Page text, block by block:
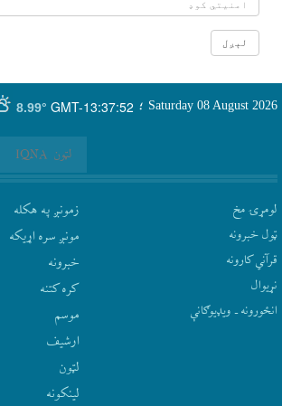
GMT-13:37:52
8.99° Saturday 08 August 2026 ؛
لومړۍ مخ
ټول خبرونه
قرآني کارونه
نړيوال
انځورونه ـ ویډیوګانې
زمونږ په هکله
مونږ سره اړيکه
‫خبرونه
کره کتنه
موسم
ارشيف
لټون
لينکونه